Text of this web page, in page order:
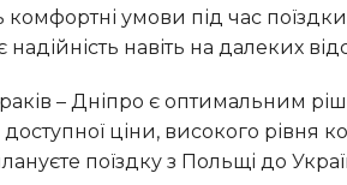
комфортні умови під час
навіть на далеких
ціни, високого рівня
поїздку з Польщі до